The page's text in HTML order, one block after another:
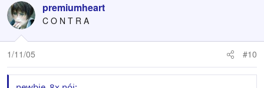
premiumheart
C O N T R A
1/11/05 #10